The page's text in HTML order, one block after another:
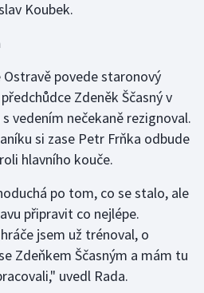
Koubek.
povede staronový
Zdeněk Ščasný v
vedením nečekaně rezignoval.
si zase Petr Frňka odbude
hlavního kouče.
po tom, co se stalo, ale
připravit co nejlépe.
jsem už trénoval, o
Zdeňkem Ščasným a mám tu
uvedl Rada.